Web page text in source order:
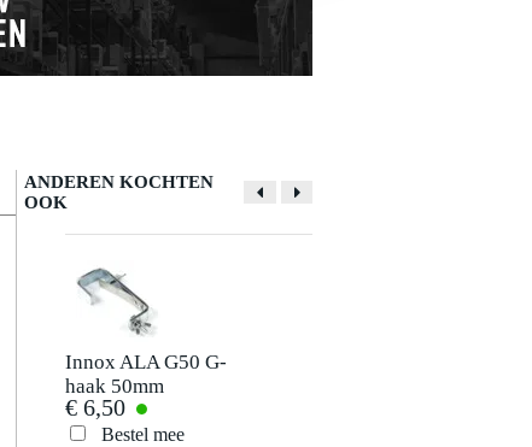
Schrijf zelf een review
Je beoordeling
Er zijn nog geen reviews voor dit product.
ANDEREN KOCHTEN
OOK
Innox ALA G50 G-
haak 50mm
€ 6,50
Bestel mee